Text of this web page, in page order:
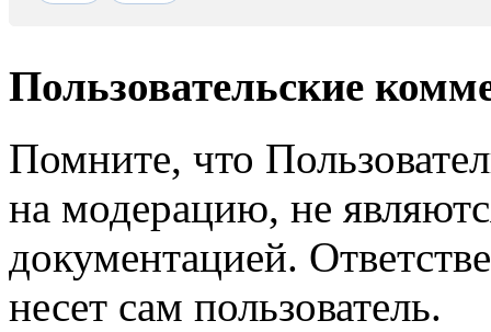
Пользовательские
Помните, что
на модерацию, не
документацией.
несет сам пользователь.